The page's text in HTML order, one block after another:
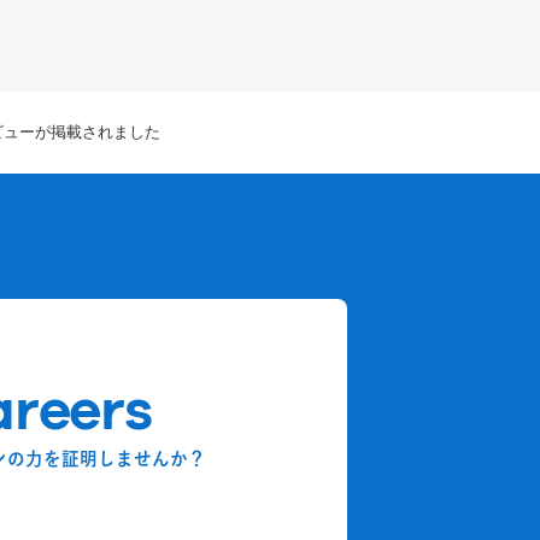
ーが掲載されました
力を証明しませんか？